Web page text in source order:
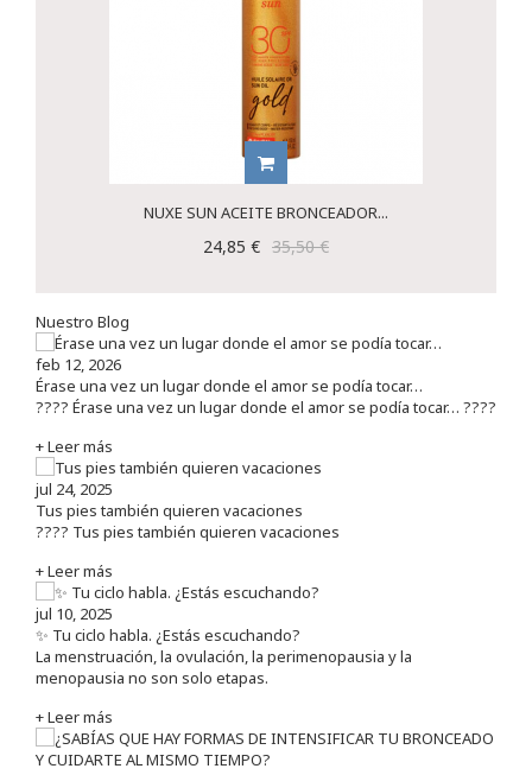
NUXE SUN ACEITE BRONCEADOR...
24,85 € 35,50 €
Nuestro Blog
feb 12, 2026
Érase una vez un lugar donde el amor se podía tocar…
???? Érase una vez un lugar donde el amor se podía tocar… ????
+ Leer más
jul 24, 2025
Tus pies también quieren vacaciones
???? Tus pies también quieren vacaciones
+ Leer más
jul 10, 2025
✨ Tu ciclo habla. ¿Estás escuchando?
La menstruación, la ovulación, la perimenopausia y la
menopausia no son solo etapas.
+ Leer más